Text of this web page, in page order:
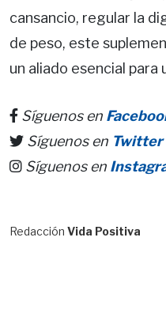
cansancio, regular la
de peso, este
un aliado esencial para
Síguenos en
Síguenos en Twitter
Síguenos en
Redacción Vida Positiva